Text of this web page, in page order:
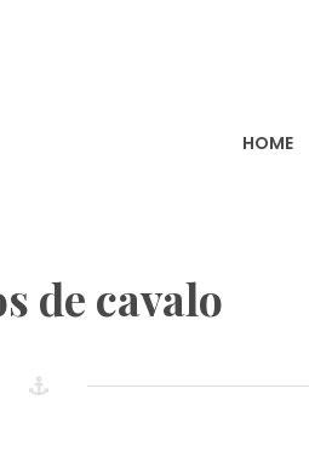
–
HOME
de cavalo